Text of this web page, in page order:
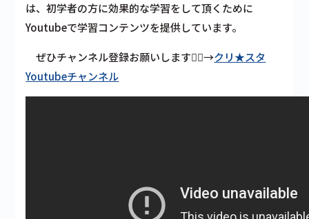
は、初学者の方に効果的な学習をして頂くために
Youtubeで学習コンテンツを提供しています。
ぜひチャンネル登録お願いします🙇‍♂️→クリ★スタ
Youtubeチャンネル